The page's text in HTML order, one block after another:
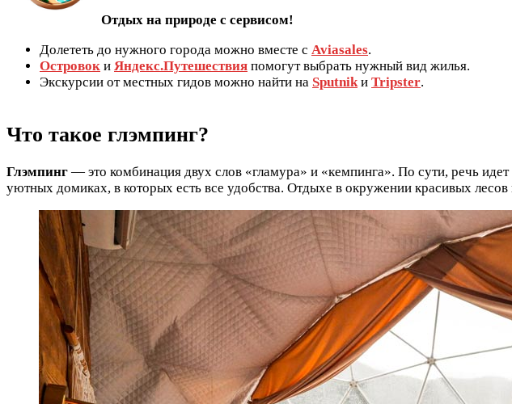
Отдых на природе с сервисом!
Долететь до нужного города можно вместе с Aviasales.
Островок и Яндекс.Путешествия помогут выбрать нужный вид жилья.
Экскурсии от местных гидов можно найти на Sputnikи Tripster.
Что такое глэмпинг?
Глэмпинг — это комбинация двух слов «гламура» и «кемпинга». По сути, речь
уютных домиках, в которых есть все удобства. Отдыхе в окружении красивых